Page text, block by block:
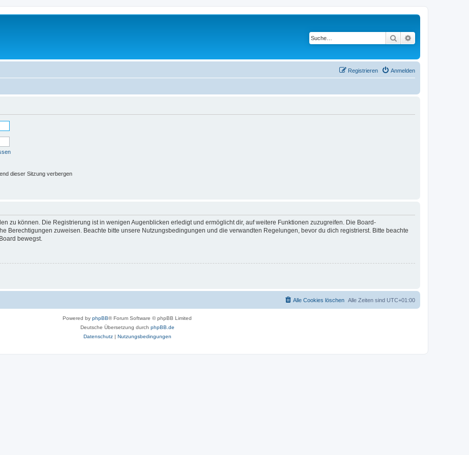
Suche
Anmelden
Registrieren
dieser Sitzung verbergen
zu können. Die Registrierung ist in wenigen Augenblicken erledigt und ermöglicht dir, auf weitere Funktionen zuzugreifen. Die Board-
Berechtigungen zuweisen. Beachte bitte unsere Nutzungsbedingungen und die verwandten Regelungen, bevor du dich registrierst. Bitte beachte
bewegst.
Alle Zeiten sind UTC+01:00
Alle Cookies löschen
Powered by phpBB® Forum Software © phpBB Limited
Deutsche Übersetzung durch phpBB.de
Datenschutz| Nutzungsbedingungen